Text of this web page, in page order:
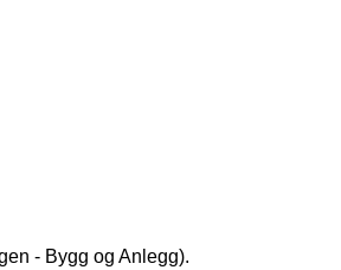
- Bygg og Anlegg).